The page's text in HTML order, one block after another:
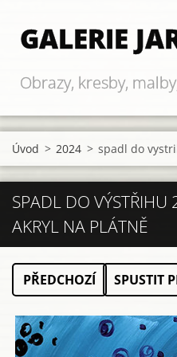
GALERIE
Obrazy, kresby,
Úvod > 2024 > spadl do
SPADL DO
AKRYL NA PLÁTNĚ
PŘEDCHOZÍ SPUSTIT